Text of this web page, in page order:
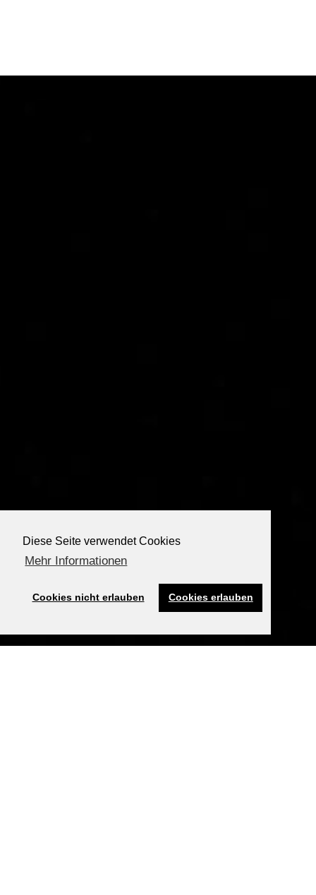
Diese Seite verwendet Cookies
Mehr Informationen
Cookies nicht erlauben Cookies erlauben